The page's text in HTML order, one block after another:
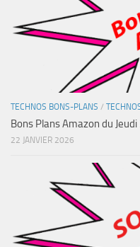
TECHNOS BONS-PLANS /
Bons Plans Amazon du
22 JANVIER 2026